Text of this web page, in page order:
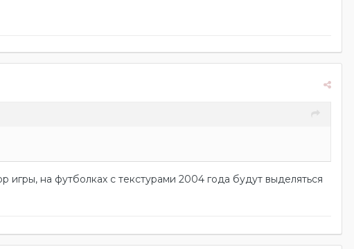
игры, на футболках с текстурами 2004 года будут выделяться